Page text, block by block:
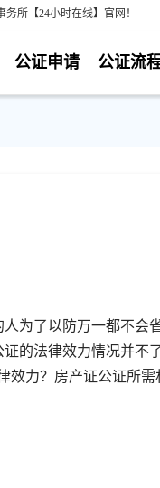
所【24小时在线】官网！
公证流
公证申请
为了以防万一都不会
的法律效力情况并不
效力？房产证公证所需